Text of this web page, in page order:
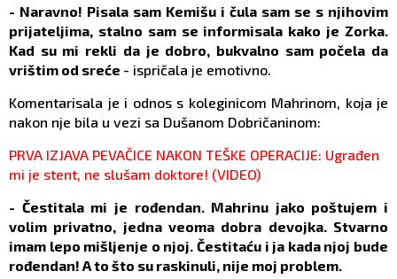
- Naravno! Pisala sam Kemišu i čula sam se s njihovim
prijateljima, stalno sam se informisala kako je Zorka.
Kad su mi rekli da je dobro, bukvalno sam počela da
vrištim od sreće - ispričala je emotivno.
Komentarisala je i odnos s koleginicom Mahrinom, koja je
nakon nje bila u vezi sa Dušanom Dobričaninom:
PRVA IZJAVA PEVAČICE NAKON TEŠKE OPERACIJE: Ugrađen
mi je stent, ne slušam doktore! (VIDEO)
- Čestitala mi je rođendan. Mahrinu jako poštujem i
volim privatno, jedna veoma dobra devojka. Stvarno
imam lepo mišljenje o njoj. Čestitaću i ja kada njoj bude
rođendan! A to što su raskinuli, nije moj problem.